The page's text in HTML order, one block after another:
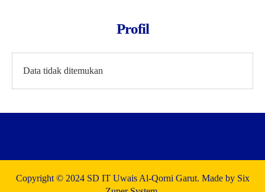
Profil
Data tidak ditemukan
Copyright © 2024 SD IT Uwais Al-Qorni Garut. Made by Six